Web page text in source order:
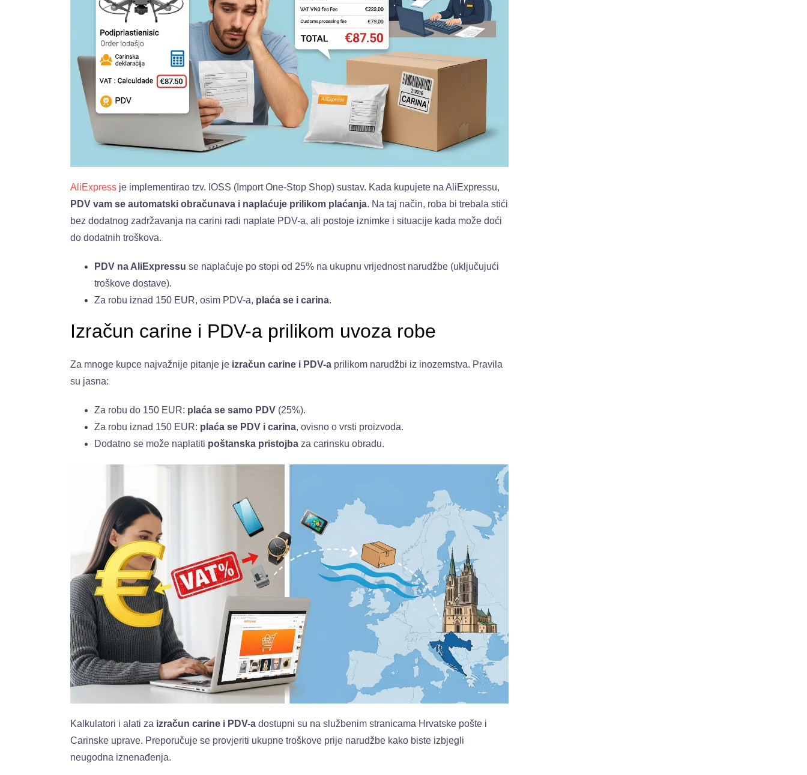
AliExpress je implementirao tzv. IOSS (Import One-Stop Shop) sustav. Kada kupujete na AliExpressu,
PDV vam se automatski obračunava i naplaćuje prilikom plaćanja. Na taj način, roba bi trebala stići
bez dodatnog zadržavanja na carini radi naplate PDV-a, ali postoje iznimke i situacije kada može doći
do dodatnih troškova.
PDV na AliExpressu se naplaćuje po stopi od 25% na ukupnu vrijednost narudžbe (uključujući
troškove dostave).
Za robu iznad 150 EUR, osim PDV-a, plaća se i carina.
Izračun carine i PDV-a prilikom uvoza robe
Za mnoge kupce najvažnije pitanje je izračun carine i PDV-a prilikom narudžbi iz inozemstva. Pravila
su jasna:
Za robu do 150 EUR: plaća se samo PDV (25%).
Za robu iznad 150 EUR: plaća se PDV i carina, ovisno o vrsti proizvoda.
Dodatno se može naplatiti poštanska pristojba za carinsku obradu.
Kalkulatori i alati za izračun carine i PDV-a dostupni su na službenim stranicama Hrvatske pošte i
Carinske uprave. Preporučuje se provjeriti ukupne troškove prije narudžbe kako biste izbjegli
neugodna iznenađenja.